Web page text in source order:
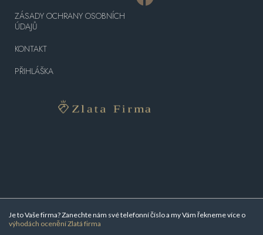
Je to Vaše firma? Zanechte nám své telefonní číslo a my Vám řekneme více o
výhodách ocenění Zlatá firma
ZÁSADY OCHRANY OSOBNÍCH
ÚDAJŮ
KONTAKT
PŘIHLÁŠKA